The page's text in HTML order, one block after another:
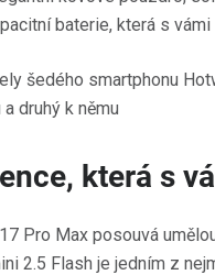
baterie, která s
která s
Pro Max posouvá
2.5 Flash je jedním z